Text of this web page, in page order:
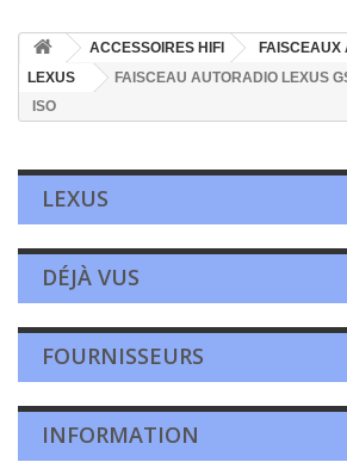
ACCESSOIRES HIFI
FAISCEAUX
LEXUS
FAISCEAU AUTORADIO LEXUS
ISO
LEXUS
DÉJÀ VUS
FOURNISSEURS
INFORMATION